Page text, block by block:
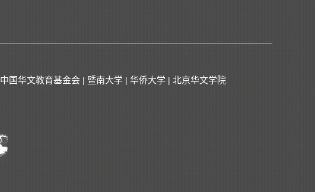
中国华文教育基金会 | 暨南大学 | 华侨大学 | 北京华文学院